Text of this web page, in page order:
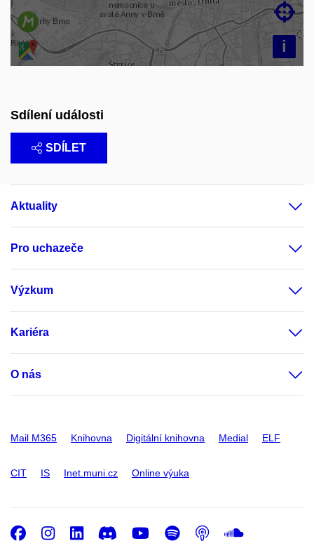
i

Sdílení události
SDÍLET
Aktuality
Pro uchazeče
Výzkum
Kariéra
O nás
Mail M365 Knihovna Digitální knihovna Medial ELF
CIT IS Inet.muni.cz Online výuka
Facebook
Instagram
LinkedIn
DiscordYoutube
Spotify
Podcast